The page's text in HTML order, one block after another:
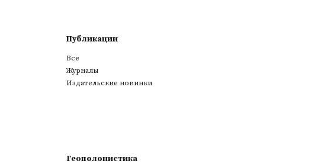
Публикации
Все
Журналы
Издательские новинки
Геополонистика